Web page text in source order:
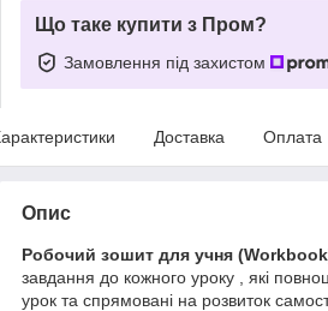
Що таке купити з Пром?
Замовлення під захистом
Доставка Оплата
Опис
Робочий зошит для учня
завдання до кожного уроку , які
урок та спрямовані на розвиток